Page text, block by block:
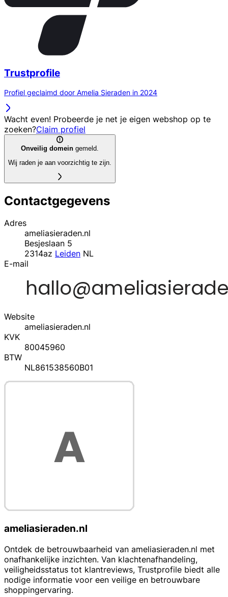
Trustprofile
Profiel geclaimd door Amelia Sieraden in 2024
Wacht even! Probeerde je net je eigen webshop op te
zoeken?Claim profiel
Onveilig domein gemeld.
Wij raden je aan voorzichtig te zijn.
Contactgegevens
Adres
ameliasieraden.nl
Besjeslaan 5
2314az Leiden NL
E-mail
Website
ameliasieraden.nl
KVK
80045960
BTW
NL861538560B01
ameliasieraden.nl
Ontdek de betrouwbaarheid van ameliasieraden.nl met
onafhankelijke inzichten. Van klachtenafhandeling,
veiligheidsstatus tot klantreviews, Trustprofile biedt alle
nodige informatie voor een veilige en betrouwbare
shoppingervaring.